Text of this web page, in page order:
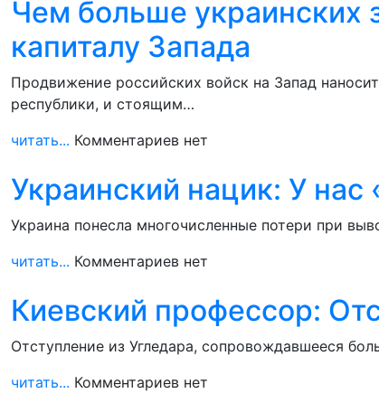
Чем больше украинских
капиталу Запада
Продвижение российских войск на Запад
республики, и стоящим…
читать... Комментариев нет
Украинский нацик: У
Украина понесла многочисленные потери при
читать... Комментариев нет
Киевский профессор:
Отступление из Угледара, сопровождавшееся
читать... Комментариев нет